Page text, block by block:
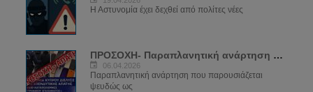
Η Αστυνομία έχει δεχθεί από πολίτες νέες
ΠΡΟΣΟΧΗ- Παραπλανητική ανάρτηση που...
06.04.2026
Παραπλανητική ανάρτηση που παρουσιάζεται
ψευδώς ως